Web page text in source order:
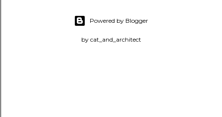
Powered by Blogger
by cat_and_architect